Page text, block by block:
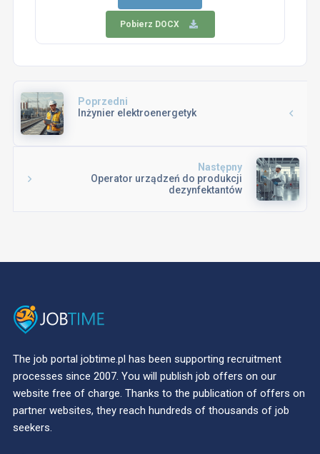
Pobierz DOCX
Poprzedni
Inżynier elektroenergetyk
Następny
Operator urządzeń do produkcji
dezynfektantów
The job portal jobtime.pl has been supporting recruitment
processes since 2007. You will publish job offers on our
website free of charge. Thanks to the publication of offers on
partner websites, they reach hundreds of thousands of job
seekers.